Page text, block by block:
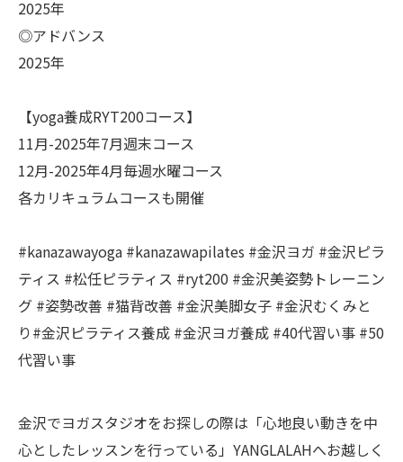
2025年
◎アドバンス
2025年
【yoga養成RYT200コース】
11月-2025年7月週末コース
12月-2025年4月毎週水曜コース
各カリキュラムコースも開催
#kanazawayoga #kanazawapilates #金沢ヨガ #金沢ピラ
ティス #松任ピラティス #ryt200 #金沢美姿勢トレーニン
グ #姿勢改善 #猫背改善 #金沢美脚女子 #金沢むくみと
り#金沢ピラティス養成 #金沢ヨガ養成 #40代習い事 #50
代習い事
金沢でヨガスタジオをお探しの際は「心地良い動きを中
心としたレッスンを行っている」YANGLALAHへお越しく